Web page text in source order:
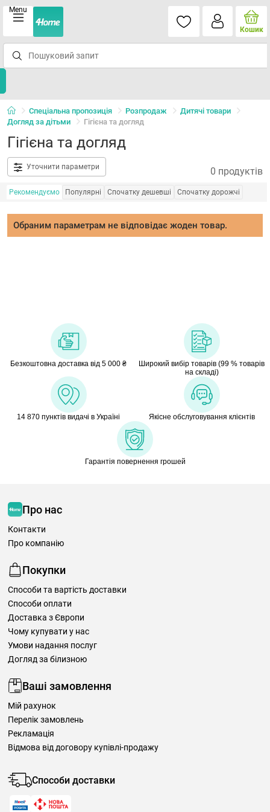
Menu
Кошик
Спеціальна пропозиція Розпродаж
Дитячі товари
Догляд за дітьми
Гігієна та догляд
Гігієна та догляд
Уточнити параметри 0 продуктів
Рекомендуємо Популярні Спочатку дешевші Спочатку дорожчі
Обраним параметрам не відповідає жоден товар.
Безкоштовна доставка від 5 000 ₴
Широкий вибір товарів (99 % товарів
на складі)
14 870 пунктів видачі в Україні Якісне обслуговування клієнтів
Гарантія повернення грошей
Про нас
Контакти
Про компанію
Покупки
Способи та вартість доставки
Способи оплати
Доставка з Європи
Чому купувати у нас
Умови надання послуг
Догляд за білизною
Ваші замовлення
Мій рахунок
Перелік замовлень
Рекламація
Відмова від договору купівлі-продажу
Способи доставки